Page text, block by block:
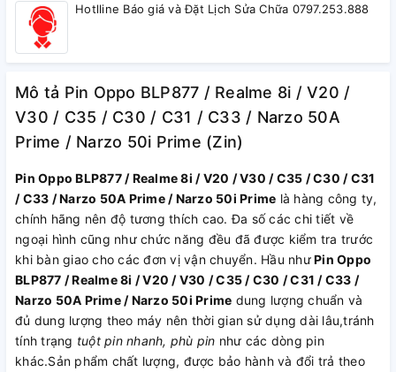
Hotlline Báo giá và Đặt Lịch Sửa Chữa 0797.253.888
Mô tả Pin Oppo BLP877 / Realme 8i / V20 /
V30 / C35 / C30 / C31 / C33 / Narzo 50A
Prime / Narzo 50i Prime (Zin)
Pin Oppo BLP877 / Realme 8i / V20 / V30 / C35 / C30 / C31
/ C33 / Narzo 50A Prime / Narzo 50i Prime là hàng công ty,
chính hãng nên độ tương thích cao. Đa số các chi tiết về
ngoại hình cũng như chức năng đều đã được kiểm tra trước
khi bàn giao cho các đơn vị vận chuyển. Hầu nhưPin Oppo
BLP877 / Realme 8i / V20 / V30 / C35 / C30 / C31 / C33 /
Narzo 50A Prime / Narzo 50i Prime dung lượng chuẩn và
đủ dung lượng theo máy nên thời gian sử dụng dài lâu,tránh
tính trạng tuột pin nhanh, phù pin như các dòng pin
khác.Sản phẩm chất lượng, được bảo hành và đổi trả theo